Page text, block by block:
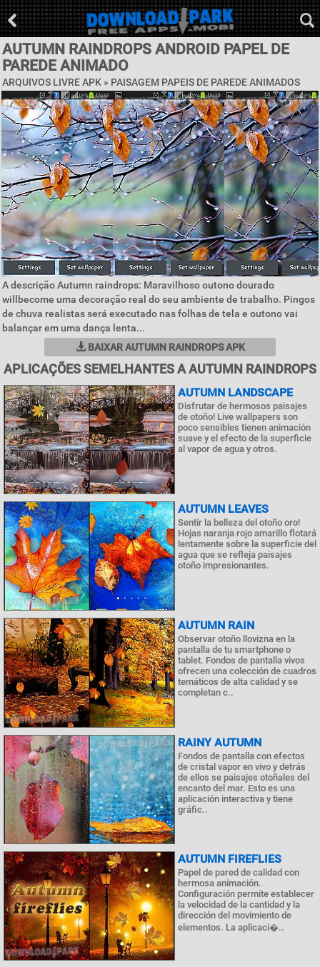
AUTUMN RAINDROPS ANDROID PAPEL DE
PAREDE ANIMADO
ARQUIVOS LIVRE APK » PAISAGEM PAPEIS DE PAREDE ANIMADOS
A descrição Autumn raindrops: Maravilhoso outono dourado
willbecome uma decoração real do seu ambiente de trabalho. Pingos
de chuva realistas será executado nas folhas de tela e outono vai
balançar em uma dança lenta...
BAIXAR AUTUMN RAINDROPS APK
APLICAÇÕES SEMELHANTES A AUTUMN RAINDROPS
AUTUMN LANDSCAPE
Disfrutar de hermosos paisajes
de otoño! Live wallpapers son
poco sensibles tienen animación
suave y el efecto de la superficie
al vapor de agua y otros.
AUTUMN LEAVES
Sentir la belleza del otoño oro!
Hojas naranja rojo amarillo flotará
lentamente sobre la superficie del
agua que se refleja paisajes
otoño impresionantes.
AUTUMN RAIN
Observar otoño llovizna en la
pantalla de tu smartphone o
tablet. Fondos de pantalla vivos
ofrecen una colección de cuadros
temáticos de alta calidad y se
completan c..
RAINY AUTUMN
Fondos de pantalla con efectos
de cristal vapor en vivo y detrás
de ellos se paisajes otoñales del
encanto del mar. Esto es una
aplicación interactiva y tiene
gráfic..
AUTUMN FIREFLIES
Papel de pared de calidad con
hermosa animación.
Configuración permite establecer
la velocidad de la cantidad y la
dirección del movimiento de
elementos. La aplicaci�..